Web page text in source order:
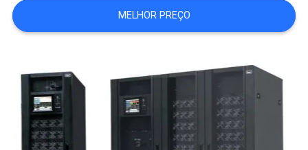
NOTÍCIAS
ORÇAMENTO
MAPA
MELHOR PREÇO